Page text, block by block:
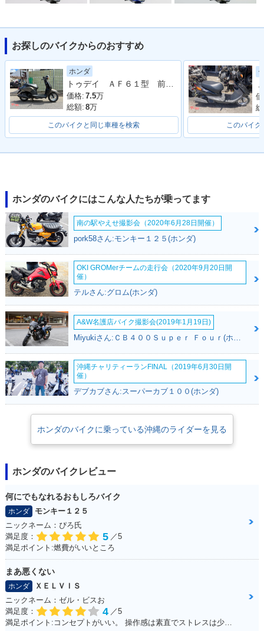
l・特別・限定仕様
チェンジ
2008年 Dio・マイナ
2006年 Dio・カラー
2004年 Dio Special
2004年 Dio・新登場
1990年 Dio 新春Sp
ecial Edition・特
別・限定仕様
1990年 Dio・マイナ
ーチェンジ
1989年 Dio Special
ETHNIC Edition・
特別・限定仕様
1989年 Dio Special
MARINE Edition・
特別・限定仕様
1989年 Dio SP・特
別・限定仕様
別・限定仕様
1988年 Dio・新登場
お探しのバイクからのおすすめ
ホンダ
トゥデイ ＡＦ６１型 前後タイヤ新品 バッテリー新品 ブレーキシュー新品 ４サイクル キャブ車
価格: 7.5万
総額: 8万
このバイクと同じ車種を検索 このバイク
ホンダのバイクにはこんな人たちが乗ってます
南の駅やえせ撮影会（2020年6月28日開催）
pork58さん:モンキー１２５(ホンダ)
OKI GROMerチームの走行会（2020年9月20日開
催）
テルさん:グロム(ホンダ)
A&W名護店バイク撮影会(2019年1月19日)
沖縄チャリティーランFINAL（2019年6月30日開
催）
デブカブさん:スーパーカブ１００(ホンダ)
ホンダのバイクに乗っている沖縄のライダーを見る
ホンダのバイクレビュー
何にでもなれるおもしろバイク
ホンダ
モンキー１２５
ニックネーム：ぴろ氏
満足度：
5 ／5
満足ポイント:燃費がいいところ
まあ悪くない
ホンダ
ＸＥＬＶＩＳ
ニックネーム：ゼル・ビスお
満足度：
4 ／5
満足ポイント:コンセプトがいい。 操作感は素直でストレスは少ない。 走行に安定感があり、姿勢もいいので疲れにくい。 全体的にバランスが良く、尖っていないので落ち着いてバイクに乗る人は長く乗れると思う。